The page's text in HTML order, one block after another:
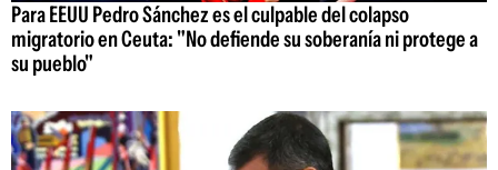
Para EEUU Pedro Sánchez es el culpable del colapso
migratorio en Ceuta: "No defiende su soberanía ni protege a
su pueblo"